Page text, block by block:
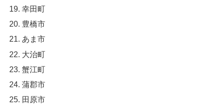
幸田町
豊橋市
あま市
大治町
蟹江町
蒲郡市
田原市